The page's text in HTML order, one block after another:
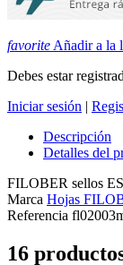
favorite Añadir a la
Debes estar
Iniciar sesión |
Descripción
Detalles del
FILOBER sellos
Marca Hojas
Referencia
16